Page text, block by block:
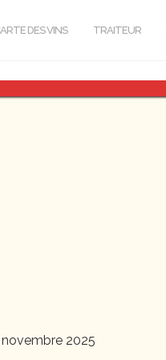
DES VINS TRAITEUR
2025